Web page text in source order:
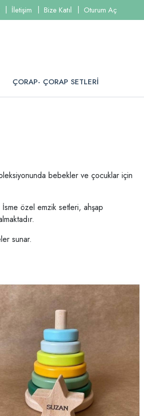
İletişim Bize Katıl Oturum Aç
ÇORAP- ÇORAP SETLERİ
bebekler ve çocuklar için
özel emzik setleri, ahşap
sunar.